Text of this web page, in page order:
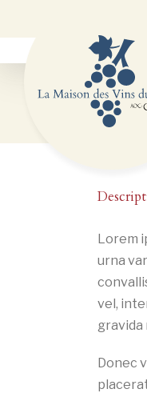
contenu
Lorem
urna
vel,
gravida
Donec